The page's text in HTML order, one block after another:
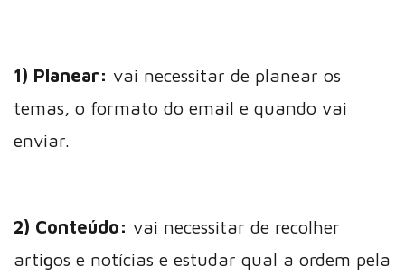
1) Planear: vai necessitar de planear os
temas, o formato do email e quando vai
enviar.
2) Conteúdo: vai necessitar de recolher
artigos e notícias e estudar qual a ordem pela